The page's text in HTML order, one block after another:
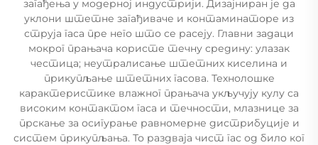
загађења у модерној индустрији. Дизајниран је да
уклони штетне загађиваче и контаминаторе из
струја гаса пре него што се расеју. Главни задаци
мокрог прањача користе течну средину: улазак
честица; неутралисање штетних киселина и
прикупљање штетних гасова. Технолошке
карактеристике влажног прањача укључују кулу са
високим контактом гаса и течности, млазнице за
прскање за осигурање равномерне дистрибуције и
систем прикупљања. То раздваја чист гас од било ког